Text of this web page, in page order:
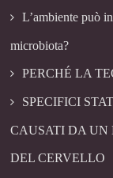
L’ambiente può
microbiota?
PERCHÉ LA
SPECIFICI
CAUSATI DA UN
DEL CERVELLO